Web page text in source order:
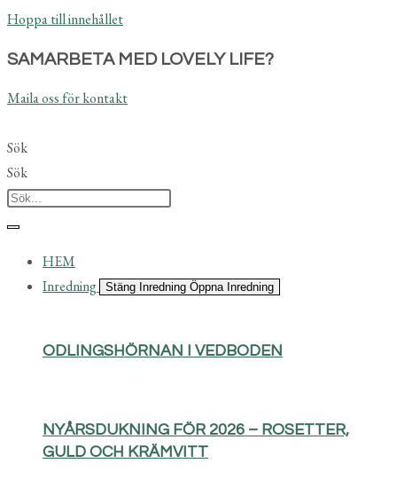
Hoppa till innehållet
SAMARBETA MED LOVELY LIFE?
Maila oss för kontakt
Sök
Sök
HEM
Inredning
Stäng Inredning Öppna Inredning
ODLINGSHÖRNAN I VEDBODEN
NYÅRSDUKNING FÖR 2026 – ROSETTER,
GULD OCH KRÄMVITT